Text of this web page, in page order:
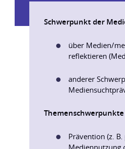
Schwerpunkt der
über Medien/
reflektieren
anderer
Themenschwerpunkte
Prävention (z.
Mediennutzung